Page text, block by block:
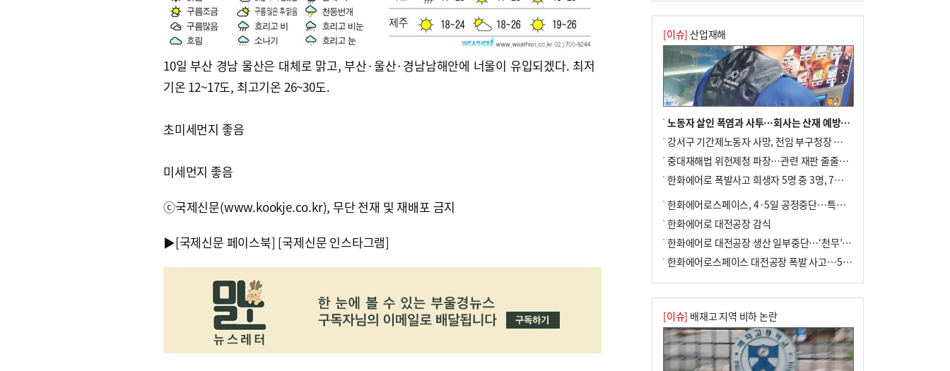
10일 부산 경남 울산은 대체로 맑고, 부산·울산·경남남해안에 너울이 유입되겠다. 최저
기온 12~17도, 최고기온 26~30도.
초미세먼지 좋음
미세먼지 좋음
ⓒ국제신문(www.kookje.co.kr), 무단 전재 및 재배포 금지
▶[국제신문 페이스북] [국제신문 인스타그램]
힌 지역기업 응원
[이슈] 산업재해
노동자 살인 폭염과 사투…회사는 산재 예방·전기료 절감 전력
강서구 기간제노동자 사망, 전임 부구청장 檢 송치
중대재해법 위헌제청 파장…관련 재판 줄줄이 브레이크
한화에어로 폭발사고 희생자 5명 중 3명, 7일 영면
한화에어로스페이스, 4·5일 공정중단…특별 안전점검
한화에어로 대전공장 감식
한화에어로 대전공장 생산 일부중단…‘천무’ 수출 비상
한화에어로스페이스 대전공장 폭발 사고…5명 사망·2명 부상(종합)
[이슈] 배재고 지역 비하 논란